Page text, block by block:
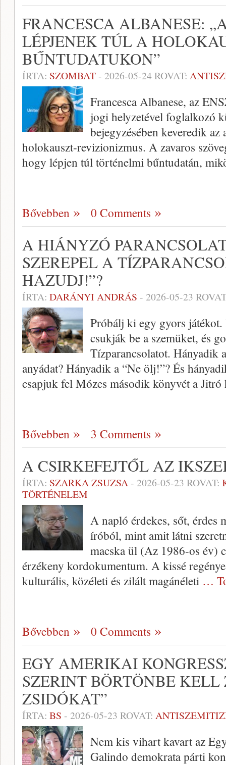
FRANCESCA ALBANESE:
LÉPJENEK TÚL A
BŰNTUDATUKON”
ÍRTA: SZOMBAT- 2026-05-24ROVAT:
Francesca Albanese, az
jogi helyzetével foglalkozó
bejegyzésében keveredik
holokauszt-revizionizmus. A zavaros
hogy lépjen túl történelmi bűntudatán,
Bővebben 0 Comments
A HIÁNYZÓ
SZEREPEL A
HAZUDJ!”?
ÍRTA: DARÁNYI ANDRÁS - 2026-05-23
Próbálj ki egy gyors
csukják be a szemüket, és
Tízparancsolatot. Hányadik
anyádat? Hányadik a “Ne ölj!”? És
csapjuk fel Mózes második könyvét a Jitró
Bővebben 3 Comments
A CSIRKEFEJTŐL AZ
ÍRTA: SZARKA ZSUZSA- 2026-05-23 ROVAT:
TÖRTÉNELEM
A napló érdekes, sőt, érdes
íróból, mint amit látni
macska ül (Az 1986-os év)
érzékeny kordokumentum. A kissé
kulturális, közéleti és zilált magánéleti …
Bővebben 0 Comments
EGY AMERIKAI
SZERINT BÖRTÖNBE
ZSIDÓKAT”
ÍRTA: BS - 2026-05-23 ROVAT:
Nem kis vihart kavart az
Galindo demokrata párti